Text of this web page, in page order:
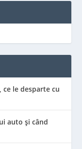
le desparte cu
auto și când